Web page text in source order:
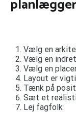
Vælg en
Vælg en
Vælg en
Layout er
Tænk på
Sæt et
Lej fagfolk